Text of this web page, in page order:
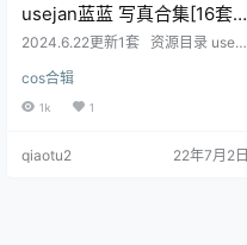
usejan蓝蓝 写真合集[16套]
[持续更新]
2024.6.22更新1套 资源目录 useja
ejan蓝蓝 NO.002 等风来[42P-84M
B] usejan蓝蓝 NO.003 粉色创可贴
cos合辑
1k 1
qiaotu2 22年7月2日